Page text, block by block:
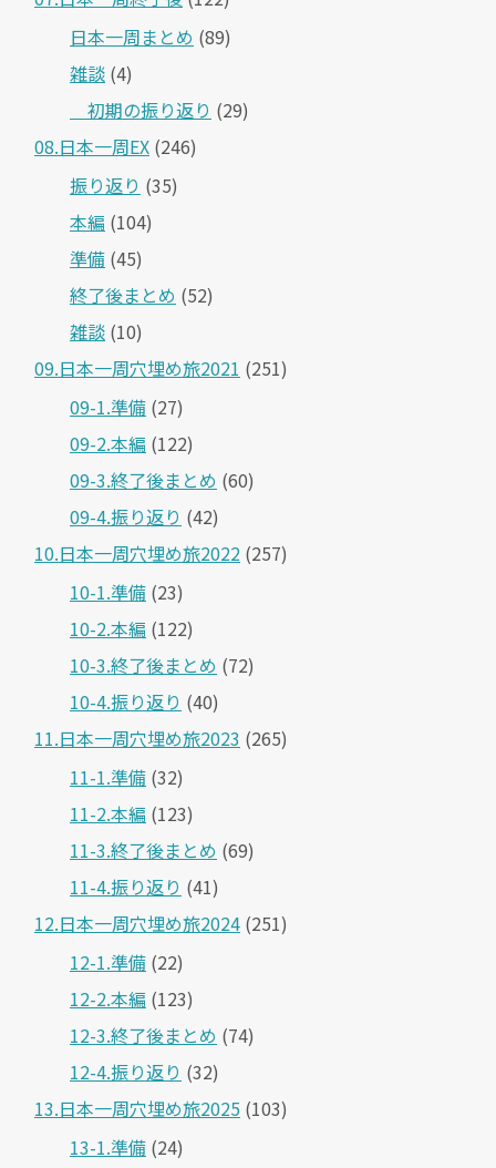
日本一周まとめ (89)
雑談 (4)
＿初期の振り返り (29)
08.日本一周EX (246)
振り返り (35)
本編 (104)
準備 (45)
終了後まとめ (52)
雑談 (10)
09.日本一周穴埋め旅2021 (251)
09-1.準備 (27)
09-2.本編 (122)
09-3.終了後まとめ (60)
09-4.振り返り (42)
10.日本一周穴埋め旅2022 (257)
10-1.準備 (23)
10-2.本編 (122)
10-3.終了後まとめ (72)
10-4.振り返り (40)
11.日本一周穴埋め旅2023 (265)
11-1.準備 (32)
11-2.本編 (123)
11-3.終了後まとめ (69)
11-4.振り返り (41)
12.日本一周穴埋め旅2024 (251)
12-1.準備 (22)
12-2.本編 (123)
12-3.終了後まとめ (74)
12-4.振り返り (32)
13.日本一周穴埋め旅2025 (103)
13-1.準備 (24)